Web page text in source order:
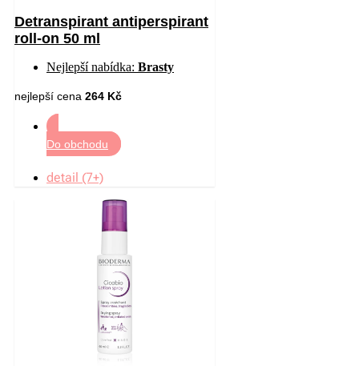
Detranspirant antiperspirant
roll-on 50 ml
Nejlepší nabídka: Brasty
nejlepší cena 264 Kč
Do obchodu
detail (7+)